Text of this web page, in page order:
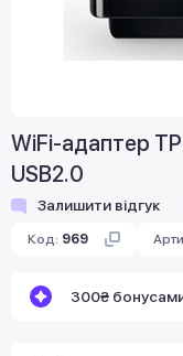
WiFi-адаптер
USB2.0
Залишити відгук
Код: 969
300₴